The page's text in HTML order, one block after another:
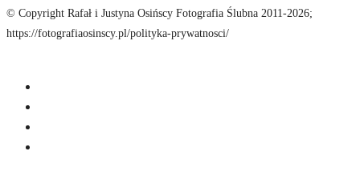
© Copyright Rafał i Justyna Osińscy Fotografia Ślubna 2011-2026;
https://fotografiaosinscy.pl/polityka-prywatnosci/